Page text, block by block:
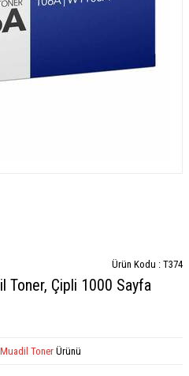
Ürün Kodu : T374
Toner, Çipli 1000 Sayfa
Toner Ürünü